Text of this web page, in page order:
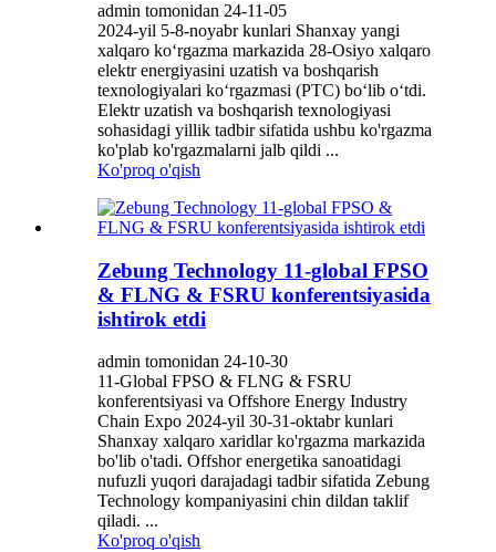
admin tomonidan 24-11-05
2024-yil 5-8-noyabr kunlari Shanxay yangi
xalqaro ko‘rgazma markazida 28-Osiyo xalqaro
elektr energiyasini uzatish va boshqarish
texnologiyalari ko‘rgazmasi (PTC) bo‘lib o‘tdi.
Elektr uzatish va boshqarish texnologiyasi
sohasidagi yillik tadbir sifatida ushbu ko'rgazma
ko'plab ko'rgazmalarni jalb qildi ...
Ko'proq o'qish
Zebung Technology 11-global FPSO
& FLNG & FSRU konferentsiyasida
ishtirok etdi
admin tomonidan 24-10-30
11-Global FPSO & FLNG & FSRU
konferentsiyasi va Offshore Energy Industry
Chain Expo 2024-yil 30-31-oktabr kunlari
Shanxay xalqaro xaridlar ko'rgazma markazida
bo'lib o'tadi. Offshor energetika sanoatidagi
nufuzli yuqori darajadagi tadbir sifatida Zebung
Technology kompaniyasini chin dildan taklif
qiladi. ...
Ko'proq o'qish